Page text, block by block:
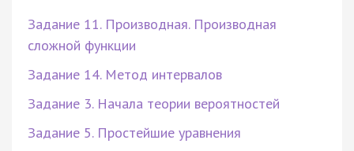
Задание 11. Производная. Производная
сложной функции
Задание 14. Метод интервалов
Задание 3. Начала теории вероятностей
Задание 5. Простейшие уравнения